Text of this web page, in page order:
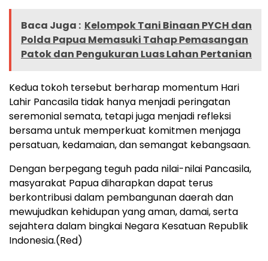
Baca Juga : Kelompok Tani Binaan PYCH dan
Polda Papua Memasuki Tahap Pemasangan
Patok dan Pengukuran Luas Lahan Pertanian
Kedua tokoh tersebut berharap momentum Hari
Lahir Pancasila tidak hanya menjadi peringatan
seremonial semata, tetapi juga menjadi refleksi
bersama untuk memperkuat komitmen menjaga
persatuan, kedamaian, dan semangat kebangsaan.
Dengan berpegang teguh pada nilai-nilai Pancasila,
masyarakat Papua diharapkan dapat terus
berkontribusi dalam pembangunan daerah dan
mewujudkan kehidupan yang aman, damai, serta
sejahtera dalam bingkai Negara Kesatuan Republik
Indonesia.(Red)